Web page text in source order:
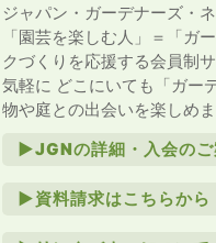
ジャパン・ガーデナーズ・
「園芸を楽しむ人」＝「ガ
クづくりを応援する会員制
気軽に どこにいても「ガー
物や庭との出会いを楽しめま
►JGNの詳細・入会のご
►資料請求はこちらから